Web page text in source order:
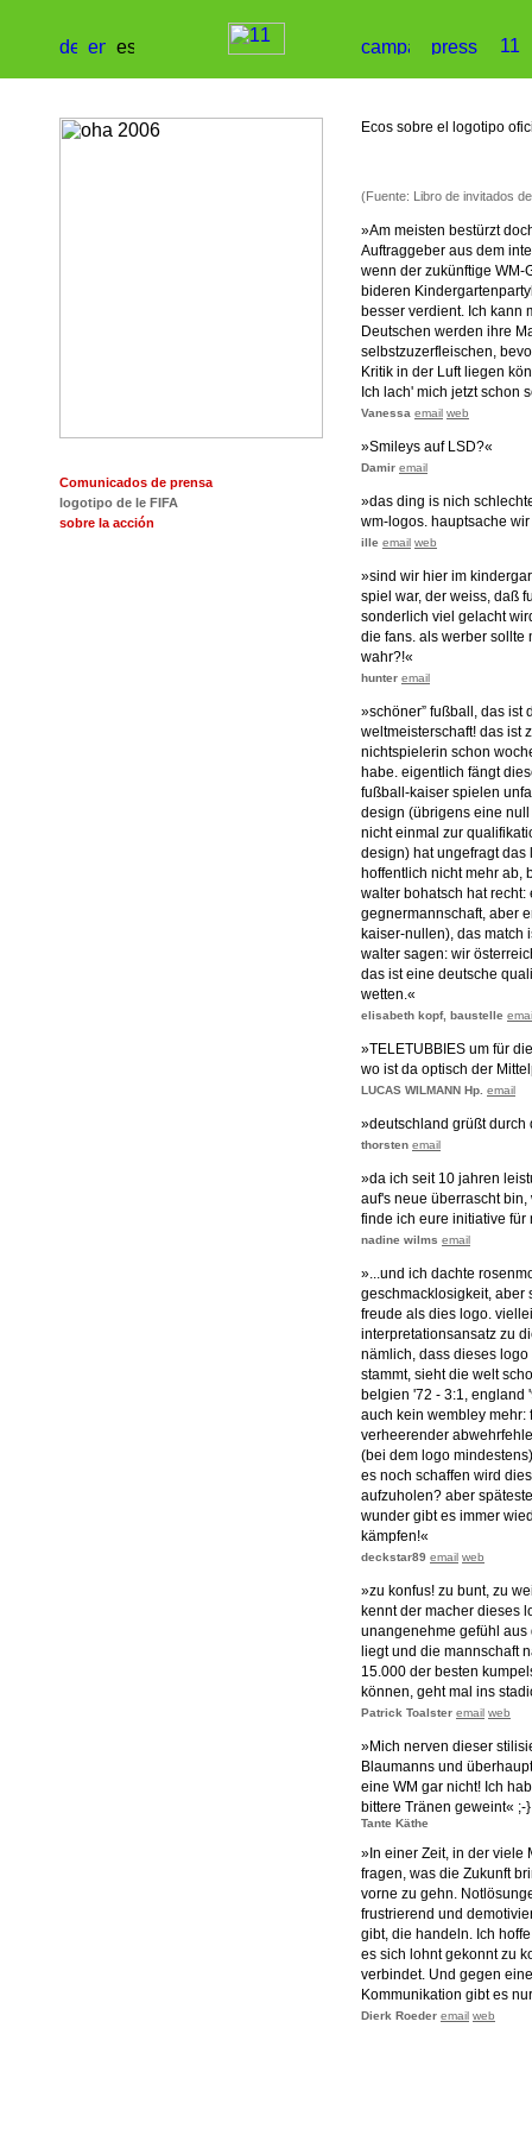
Comunicados de prensa
logotipo de le FIFA
sobre la acción
Ecos sobre el logotipo
(Fuente: Libro de invitados
»Am meisten bestürzt
Auftraggeber aus dem
wenn der zukünftige WM-
bideren
besser verdient. Ich kann
Deutschen werden ihre
selbstzuzerfleischen,
Kritik in der Luft liegen
Ich lach' mich jetzt schon
Vanessa email web
»Smileys auf LSD?«
Damir email
»das ding is nich
wm-logos. hauptsache
ille email web
»sind wir hier im
spiel war, der weiss, daß
sonderlich viel gelacht
die fans. als werber sollte
wahr?!«
hunter email
»schöner” fußball, das ist
weltmeisterschaft! das ist
nichtspielerin schon
habe. eigentlich fängt
fußball-kaiser spielen
design (übrigens eine
nicht einmal zur
design) hat ungefragt
hoffentlich nicht mehr ab,
walter bohatsch hat
gegnermannschaft, aber
kaiser-nullen), das match
walter sagen: wir
das ist eine deutsche
wetten.«
elisabeth kopf, baustelle
»TELETUBBIES um für
wo ist da optisch der
LUCAS WILMANN Hp. email
»deutschland grüßt
thorsten email
»da ich seit 10 jahren
auf's neue überrascht
finde ich eure initiative für
nadine wilms email
»...und ich dachte
geschmacklosigkeit, aber
freude als dies logo.
interpretationsansatz zu
nämlich, dass dieses
stammt, sieht die welt
belgien '72 - 3:1, england
auch kein wembley
verheerender
(bei dem logo
es noch schaffen wird
aufzuholen? aber
wunder gibt es immer
kämpfen!«
deckstar89 email web
»zu konfus! zu bunt, zu
kennt der macher dieses
unangenehme gefühl aus
liegt und die mannschaft
15.000 der besten
können, geht mal ins
Patrick Toalster email web
»Mich nerven dieser
Blaumanns und
eine WM gar nicht! Ich
bittere Tränen geweint« ;-}
Tante Käthe
»In einer Zeit, in der viele
fragen, was die Zukunft
vorne zu gehn.
frustrierend und
gibt, die handeln. Ich
es sich lohnt gekonnt zu
verbindet. Und gegen
Kommunikation gibt es
Dierk Roeder email web